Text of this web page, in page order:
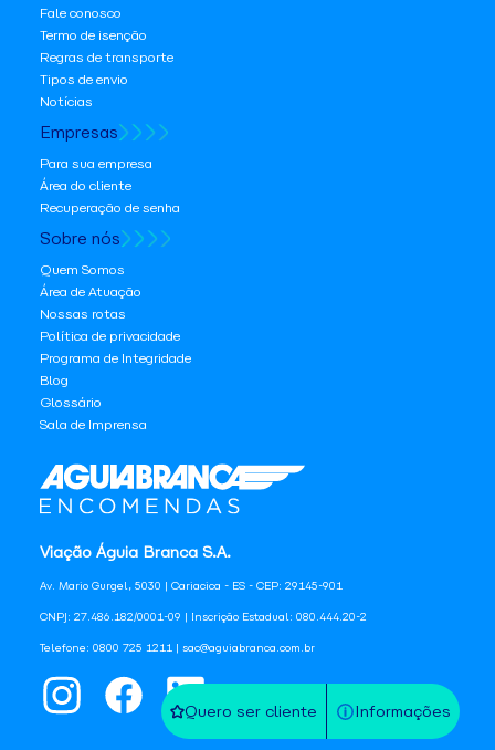
Quero ser cliente Informações
Viação Águia Branca S.A.
Av. Mario Gurgel, 5030 | Cariacica - ES - CEP: 29145-901
CNPJ: 27.486.182/0001-09 | Inscrição Estadual: 080.444.20-2
Telefone: 0800 725 1211 | sac@aguiabranca.com.br
Fale conosco
Termo de isenção
Regras de transporte
Tipos de envio
Notícias
Empresas
Para sua empresa
Área do cliente
Recuperação de senha
Sobre nós
Quem Somos
Área de Atuação
Nossas rotas
Política de privacidade
Programa de Integridade
Blog
Glossário
Sala de Imprensa